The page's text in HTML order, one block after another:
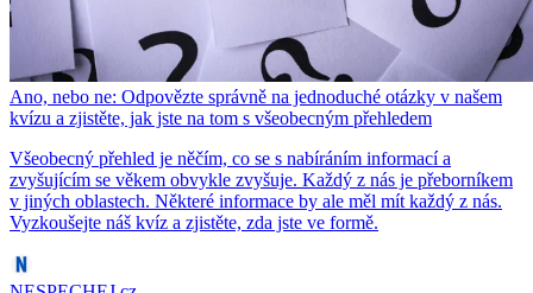
Ano, nebo ne: Odpovězte správně na jednoduché otázky v našem
kvízu a zjistěte, jak jste na tom s všeobecným přehledem
Všeobecný přehled je něčím, co se s nabíráním informací a
zvyšujícím se věkem obvykle zvyšuje. Každý z nás je přeborníkem
v jiných oblastech. Některé informace by ale měl mít každý z nás.
Vyzkoušejte náš kvíz a zjistěte, zda jste ve formě.